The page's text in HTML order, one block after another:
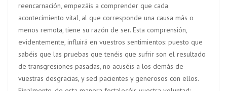
reencarnación, empezáis a comprender que cada
acontecimiento vital, al que corresponde una causa más o
menos remota, tiene su razón de ser. Esta comprensión,
evidentemente, influirá en vuestros sentimientos: puesto que
sabéis que las pruebas que tenéis que sufrir son el resultado
de transgresiones pasadas, no acuséis a los demás de
vuestras desgracias, y sed pacientes y generosos con ellos.